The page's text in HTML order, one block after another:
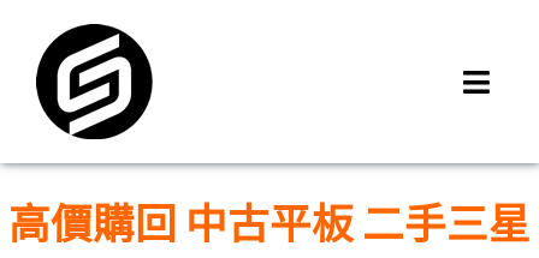
content
門市據點
iMCheck APP
高價購回 中古平板 二手三星